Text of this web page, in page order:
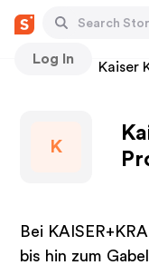
Log In
Stores Kaiser
K
Bei
bis hin zum